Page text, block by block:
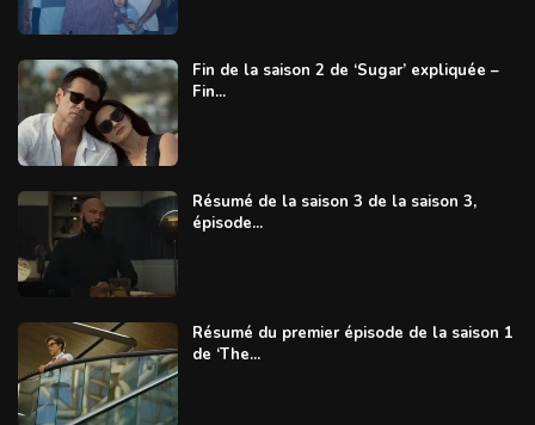
Fin de la saison 2 de ‘Sugar’ expliquée –
Fin...
Résumé de la saison 3 de la saison 3,
épisode...
Résumé du premier épisode de la saison 1
de ‘The...